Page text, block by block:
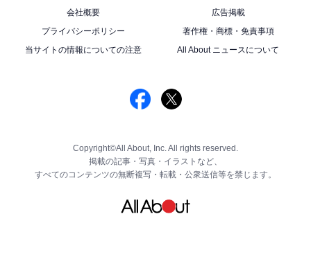
会社概要
広告掲載
プライバシーポリシー
著作権・商標・免責事項
当サイトの情報についての注意
All About ニュースについて
Copyright©All About, Inc. All rights reserved.
掲載の記事・写真・イラストなど、
すべてのコンテンツの無断複写・転載・公衆送信等を禁じます。